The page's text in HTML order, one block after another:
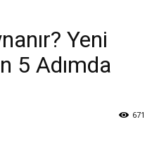
Yeni
5 Adımda
671